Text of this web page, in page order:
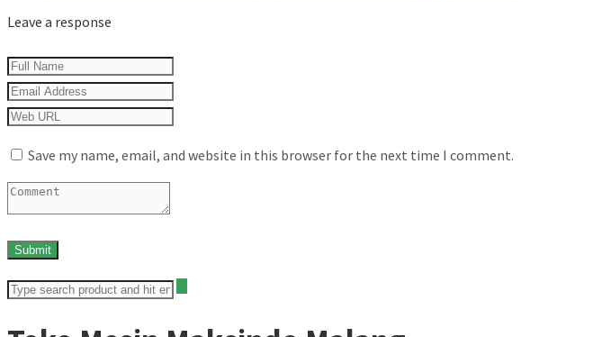
Leave a response
Save my name, email, and website in this browser for the next time I comment.